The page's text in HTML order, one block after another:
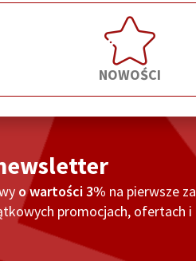
NOWOŚCI
o wartości 3% na pierwsze
promocjach, ofertach i